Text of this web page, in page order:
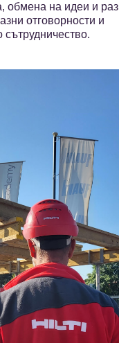
обмена на идеи и
отговорности и